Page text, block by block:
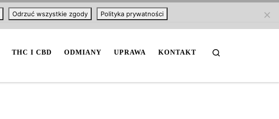
THC I CBD ODMIANY UPRAWA KONTAKT
Odrzuć wszystkie zgody Polityka prywatności